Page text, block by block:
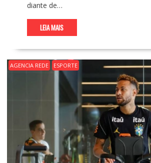
diante de…
LEIA MAIS
AGENCIA REDE ESPORTE